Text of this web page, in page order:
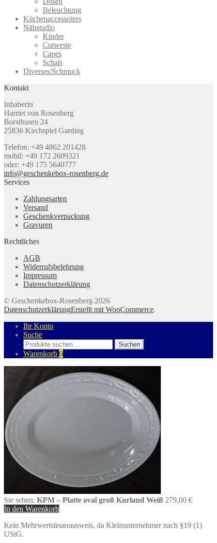
Beleuchtung
Küchenaccessoires
Nähstudio
Kinder
Cutweste
Capes
Schals
Diverses/Schmuck
Kontakt
Inhaberin
Harriet von Rosenberg
Borsthusen 24
25836 Kirchspiel Garding
Telefon: +49 4862 201428
mobil: +49 172 2609321
oder: +49 175 5640777
info@geschenkebox-rosenberg.de
Services
Zahlungsarten
Versand
Geschenkverpackung
Gravuren
Rechtliches
AGB
Widerrufsbelehrung
Impressum
Datenschutzerklärung
© Geschenkebox-Rosenberg 2026
DatenschutzerklärungErstellt mit WooCommerce.
Ihr Konto
Suche
Suchen
nach:
Suchen
Warenkorb 0
Sie sehen: KPM – Platte oval groß Kurland Weiß 279,00 €
In den Warenkorb
Kein Mehrwertsteuerausweis, da Kleinunternehmer nach §19 (1)
UStG.